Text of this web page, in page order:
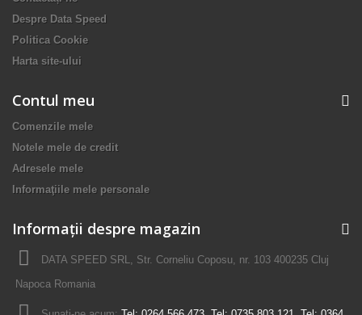
Despre Data Speed
Politica Cookie
Harta site-ului
Contul meu
Comenzile mele
Notele mele de credit
Adresele mele
Informaţiile mele personale
Informații despre magazin
DATA SPEED SRL, Str. Corneliu Coposu, nr. 103 400235 Cluj
Napoca Romania